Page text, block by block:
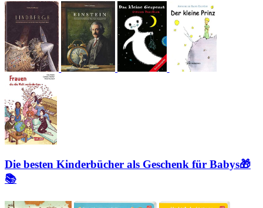
Die besten Kinderbücher als Geschenk für Babys🎁
📚